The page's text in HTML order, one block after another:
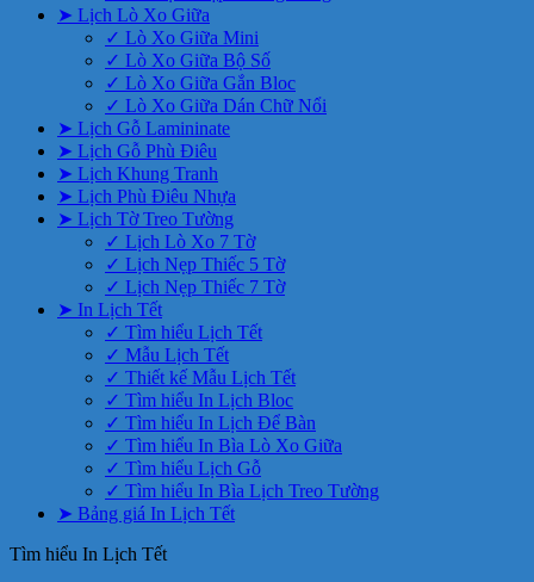
➤ Lịch Lò Xo Giữa
✓ Lò Xo Giữa Mini
✓ Lò Xo Giữa Bộ Số
✓ Lò Xo Giữa Gắn Bloc
✓ Lò Xo Giữa Dán Chữ Nổi
➤ Lịch Gỗ Lamininate
➤ Lịch Gỗ Phù Điêu
➤ Lịch Khung Tranh
➤ Lịch Phù Điêu Nhựa
➤ Lịch Tờ Treo Tường
✓ Lịch Lò Xo 7 Tờ
✓ Lịch Nẹp Thiếc 5 Tờ
✓ Lịch Nẹp Thiếc 7 Tờ
➤ In Lịch Tết
✓ Tìm hiểu Lịch Tết
✓ Mẫu Lịch Tết
✓ Thiết kế Mẫu Lịch Tết
✓ Tìm hiểu In Lịch Bloc
✓ Tìm hiểu In Lịch Để Bàn
✓ Tìm hiểu In Bìa Lò Xo Giữa
✓ Tìm hiểu Lịch Gỗ
✓ Tìm hiểu In Bìa Lịch Treo Tường
➤ Bảng giá In Lịch Tết
Tìm hiểu In Lịch Tết